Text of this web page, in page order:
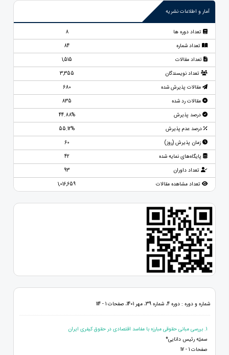
آمار و اطلاعات نشریه
تعداد دوره ها
8
تعداد شماره
84
تعداد مقالات
1,515
تعداد نویسندگان
3,355
مقالات پذیرش شده
680
مقالات رد شده
835
درصد پذیرش
44.88%
درصد عدم پذیرش
55.12%
زمان پذیرش (روز)
60
پایگاه‌های نمایه شده
42
تعداد داوران
93
تعداد مشاهده مقالات
1,016,659
شماره و دوره : دوره 4، شماره 39، مهر 1401، صفحات 1 - 114
1. بررسی مبانی حقوقی مبارزه با مفاسد اقتصادی در حقوق کیفری ایران
سمیّه رئیس دانایی*
صفحات 1 - 17